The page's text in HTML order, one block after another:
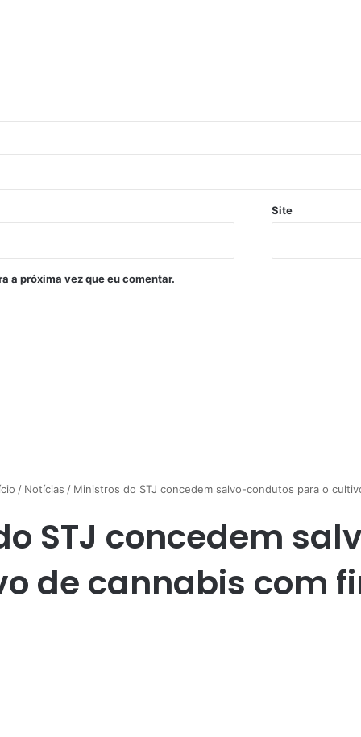
Site
a próxima vez que eu comentar.